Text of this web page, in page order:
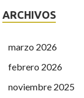
ARCHIVOS
marzo 2026
febrero 2026
noviembre 2025